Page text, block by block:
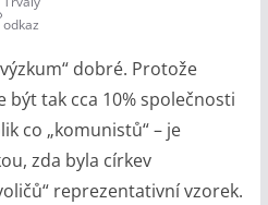
odkaz
dobré. Protože
být tak cca 10% společnosti
co „komunistů“ – je
zda byla církev
reprezentativní vzorek.